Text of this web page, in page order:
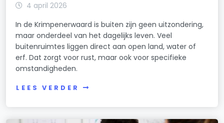
4 april 2026
In de Krimpenerwaard is buiten zijn geen uitzondering,
maar onderdeel van het dagelijks leven. Veel
buitenruimtes liggen direct aan open land, water of
erf. Dat zorgt voor rust, maar ook voor specifieke
omstandigheden.
LEES VERDER